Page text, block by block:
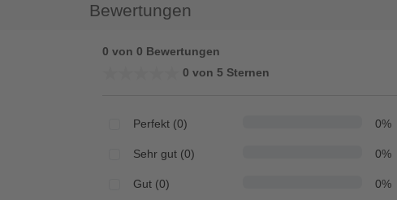
Bewertungen
0 von 0 Bewertungen
0 von 5 Sternen
Perfekt (0) 0%
Sehr gut (0) 0%
Gut (0) 0%